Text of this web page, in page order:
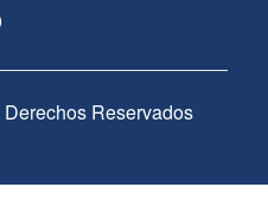
Reservados